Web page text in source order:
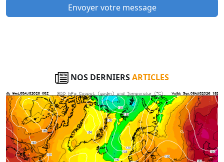
Envoyer votre message
NOS DERNIERSARTICLES